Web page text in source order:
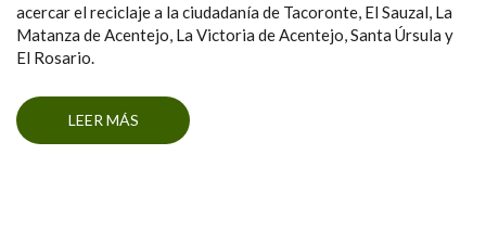
acercar el reciclaje a la ciudadanía de Tacoronte, El Sauzal, La
Matanza de Acentejo, La Victoria de Acentejo, Santa Úrsula y
El Rosario.
LEER MÁS
SOBRE OCHO CONTENEDORES FIJOS Y DOS
PUNTOS LIMPIOS MÓVILES PARA